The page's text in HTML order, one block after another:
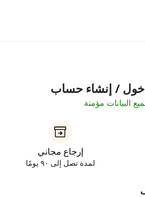
/ إنشاء حساب
البيانات مؤمنة
إرجاع مجاني
لمدة تصل إلى ٩٠ يومًا